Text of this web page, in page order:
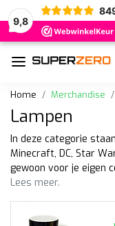
9,8
Home Merchandise
Lampen
In deze categorie
Minecraft, DC, Star
gewoon voor je eigen
Lees meer.